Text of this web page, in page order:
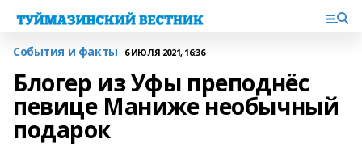
События и факты 6 ИЮЛЯ 2021, 16:36
Блогер из Уфы преподнёс
певице Маниже необычный
подарок